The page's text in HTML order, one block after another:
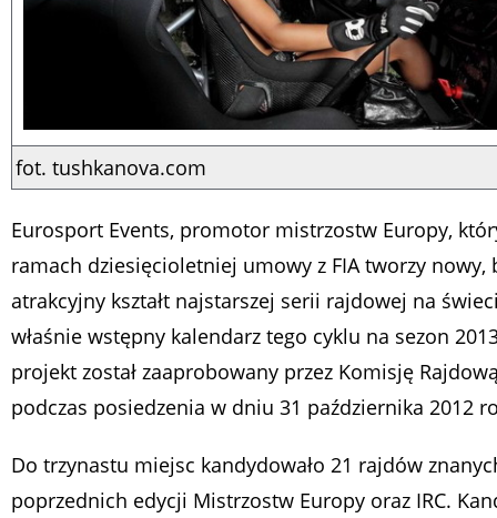
fot. tushkanova.com
Eurosport Events, promotor mistrzostw Europy,
ramach dziesięcioletniej umowy z FIA tworzy nowy,
atrakcyjny kształt najstarszej serii rajdowej na
właśnie wstępny kalendarz tego cyklu na sezon
projekt został zaaprobowany przez Komisję
podczas posiedzenia w dniu 31 października 2012
Do trzynastu miejsc kandydowało 21 rajdów
poprzednich edycji Mistrzostw Europy oraz IRC.